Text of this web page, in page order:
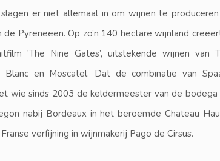
er niet allemaal in om wijnen te
Pyreneeën. Op zo’n 140 hectare wijnland
‘The Nine Gates’, uitstekende wijnen van
Blanc en Moscatel. Dat de combinatie van
wie sinds 2003 de keldermeester van de bodega
nabij Bordeaux in het beroemde Chateau
verfijning in wijnmakerij Pago de Cirsus.